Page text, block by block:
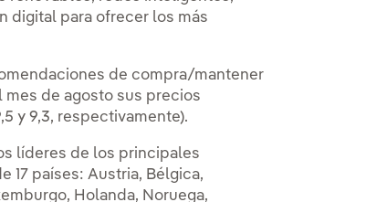
digital para ofrecer los más
de compra/mantener
mes de agosto sus precios
y 9,3, respectivamente).
líderes de los principales
17 países: Austria, Bélgica,
Holanda, Noruega,